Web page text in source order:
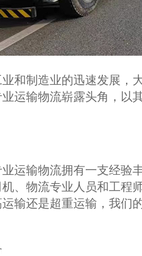
和制造业的迅速发展，
运输物流崭露头角，以
运输物流拥有一支经验
、物流专业人员和工程
输还是超重运输，我们